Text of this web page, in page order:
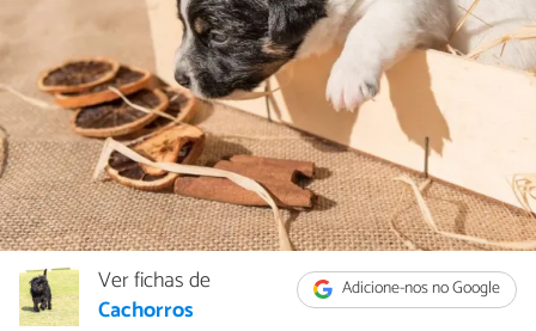
Adicione-nos no Google
Ver fichas de
Cachorros